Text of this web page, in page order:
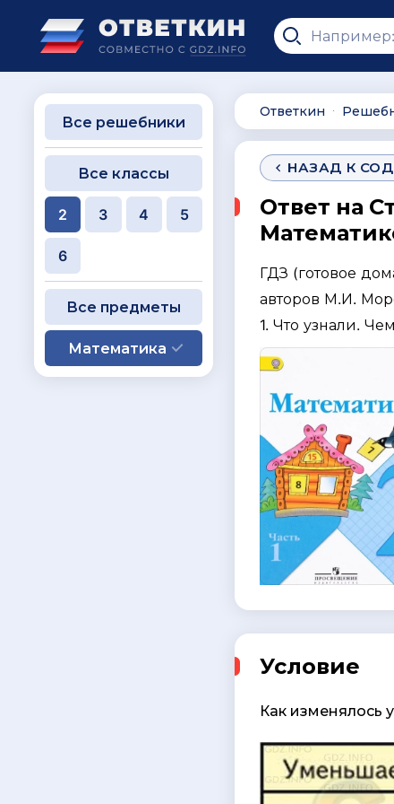
Ответкин ∙
НАЗАД К
Ответ на
ГДЗ (готовое
авторов М.И.
1. Что узнали.
Условие
Как изменялось
Все решебники
Все классы
2 3 4 5
6
Все предметы
Математика